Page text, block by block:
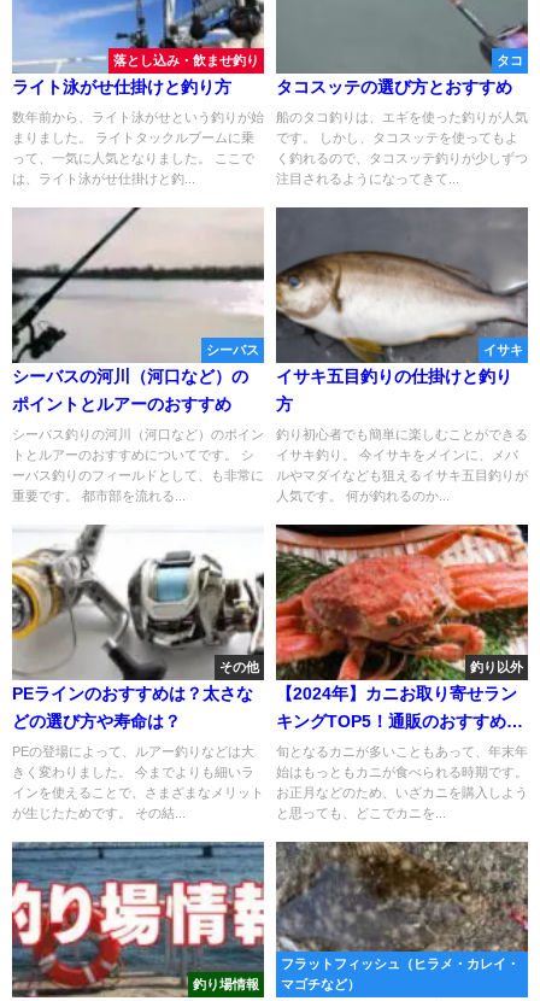
落とし込み・飲ませ釣り
ライト泳がせ仕掛けと釣り方
数年前から、ライト泳がせという釣りが始
まりました。 ライトタックルブームに乗
って、一気に人気となりました。 ここで
は、ライト泳がせ仕掛けと釣...
タコ
タコスッテの選び方とおすすめ
船のタコ釣りは、エギを使った釣りが人気
です。 しかし、タコスッテを使ってもよ
く釣れるので、タコスッテ釣りが少しずつ
注目されるようになってきて...
シーバス
シーバスの河川（河口など）の
ポイントとルアーのおすすめ
シーバス釣りの河川（河口など）のポイン
トとルアーのおすすめについてです。 シ
ーバス釣りのフィールドとして、も非常に
重要です。 都市部を流れる...
イサキ
イサキ五目釣りの仕掛けと釣り
方
釣り初心者でも簡単に楽しむことができる
イサキ釣り。 今イサキをメインに、メバ
ルやマダイなども狙えるイサキ五目釣りが
人気です。 何が釣れるのか...
その他
PEラインのおすすめは？太さな
どの選び方や寿命は？
PEの登場によって、ルアー釣りなどは大
きく変わりました。 今までよりも細いラ
インを使えることで、さまざまなメリット
が生じたためです。 その結...
釣り以外
【2024年】カニお取り寄せラン
キングTOP5！通販のおすすめ人
気は？
旬となるカニが多いこともあって、年末年
始はもっともカニが食べられる時期です。
お正月などのため、いざカニを購入しよう
と思っても、どこでカニを...
釣り場情報
フラットフィッシュ（ヒラメ・カレイ・
マゴチなど）